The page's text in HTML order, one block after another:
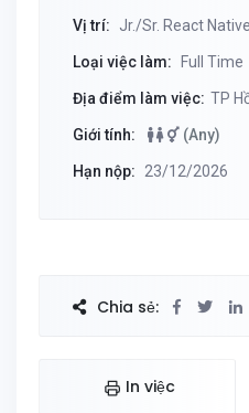
Vị trí: Jr./Sr. React
Loại việc làm: Full Time
Địa điểm làm việc: TP
Giới tính: (Any)
Hạn nộp: 23/12/2026
Chia sẻ:
In việc